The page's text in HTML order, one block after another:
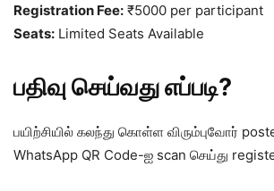
Registration Fee: ₹5000 per participant
Seats: Limited Seats Available
பதிவு செய்வது எப்படி?
பயிற்சியில் கலந்து கொள்ள விரும்புவோர்
WhatsApp QR Code-ஐ scan செய்து